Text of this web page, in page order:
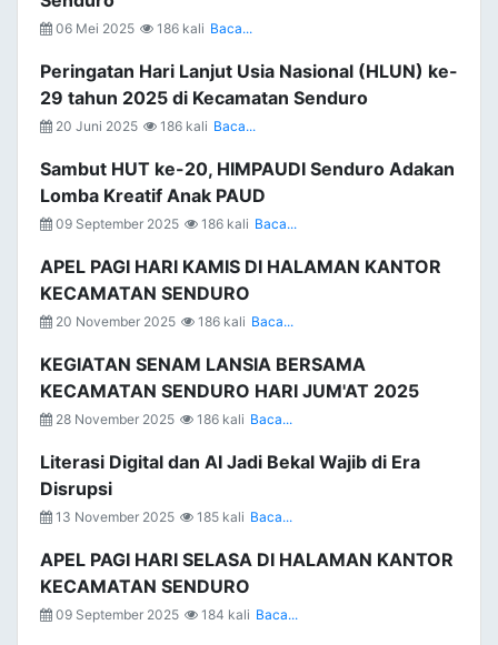
06 Mei 2025 186 kali Baca...
Peringatan Hari Lanjut Usia Nasional (HLUN) ke-
29 tahun 2025 di Kecamatan Senduro
20 Juni 2025 186 kali Baca...
Sambut HUT ke-20, HIMPAUDI Senduro Adakan
Lomba Kreatif Anak PAUD
09 September 2025 186 kali Baca...
APEL PAGI HARI KAMIS DI HALAMAN KANTOR
KECAMATAN SENDURO
20 November 2025 186 kali Baca...
KEGIATAN SENAM LANSIA BERSAMA
KECAMATAN SENDURO HARI JUM'AT 2025
28 November 2025 186 kali Baca...
Literasi Digital dan AI Jadi Bekal Wajib di Era
Disrupsi
13 November 2025 185 kali Baca...
APEL PAGI HARI SELASA DI HALAMAN KANTOR
KECAMATAN SENDURO
09 September 2025 184 kali Baca...